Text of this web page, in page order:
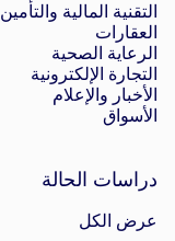
التقنية المالية والتأمين
العقارات
الرعاية الصحية
التجارة الإلكترونية
الأخبار والإعلام
الأسواق
دراسات الحالة
عرض الكل